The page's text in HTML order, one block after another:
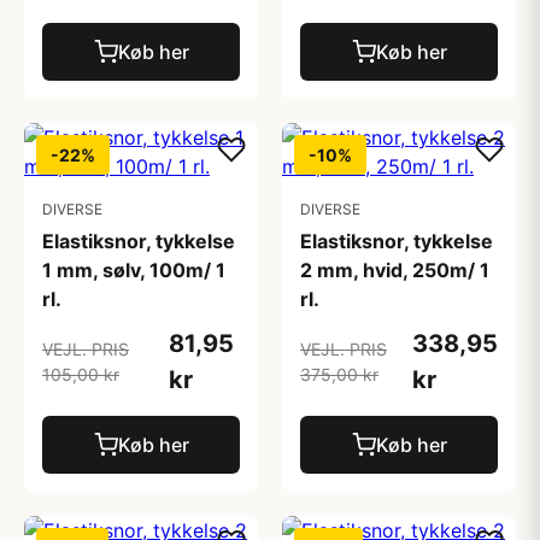
Køb her Køb her
-22%
DIVERSE
Elastiksnor, tykkelse
1 mm, sølv, 100m/ 1
rl.
VEJL. PRIS
105,00 kr
81,95
kr
Køb her
-10%
DIVERSE
Elastiksnor, tykkelse
2 mm, hvid, 250m/ 1
rl.
VEJL. PRIS
375,00 kr
338,95
kr
Køb her